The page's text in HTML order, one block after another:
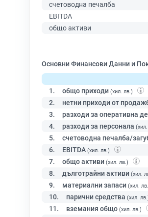
счетоводна печалба
EBITDA
общо активи
Основни Финансови Данни и
1.
общо приходи (хил. лв.)
2. нетни приходи от
3. разходи за оперативна
4. разходи за персонала
5. счетоводна печалба/
6. EBITDA (хил. лв.)
7. общо активи (хил. лв.)
8. дълготрайни активи (хил.
9. материални запаси (хил.
10. парични средства (хил.
11. вземания общо (хил. лв.)